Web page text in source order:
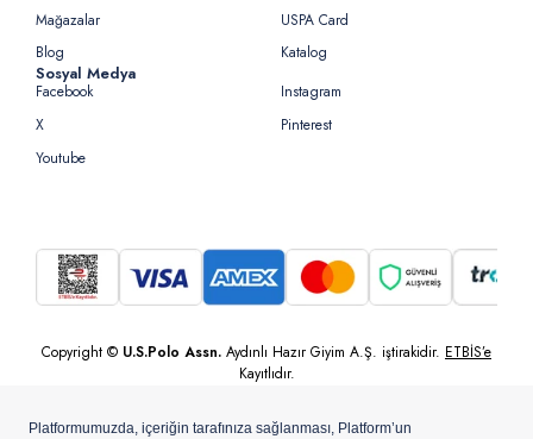
Mağazalar
USPA Card
Blog
Katalog
Sosyal Medya
Facebook
Instagram
X
Pinterest
Youtube
Copyright © U.S.Polo Assn. Aydınlı Hazır Giyim A.Ş. iştirakidir. ETBİS’e
Kayıtlıdır.